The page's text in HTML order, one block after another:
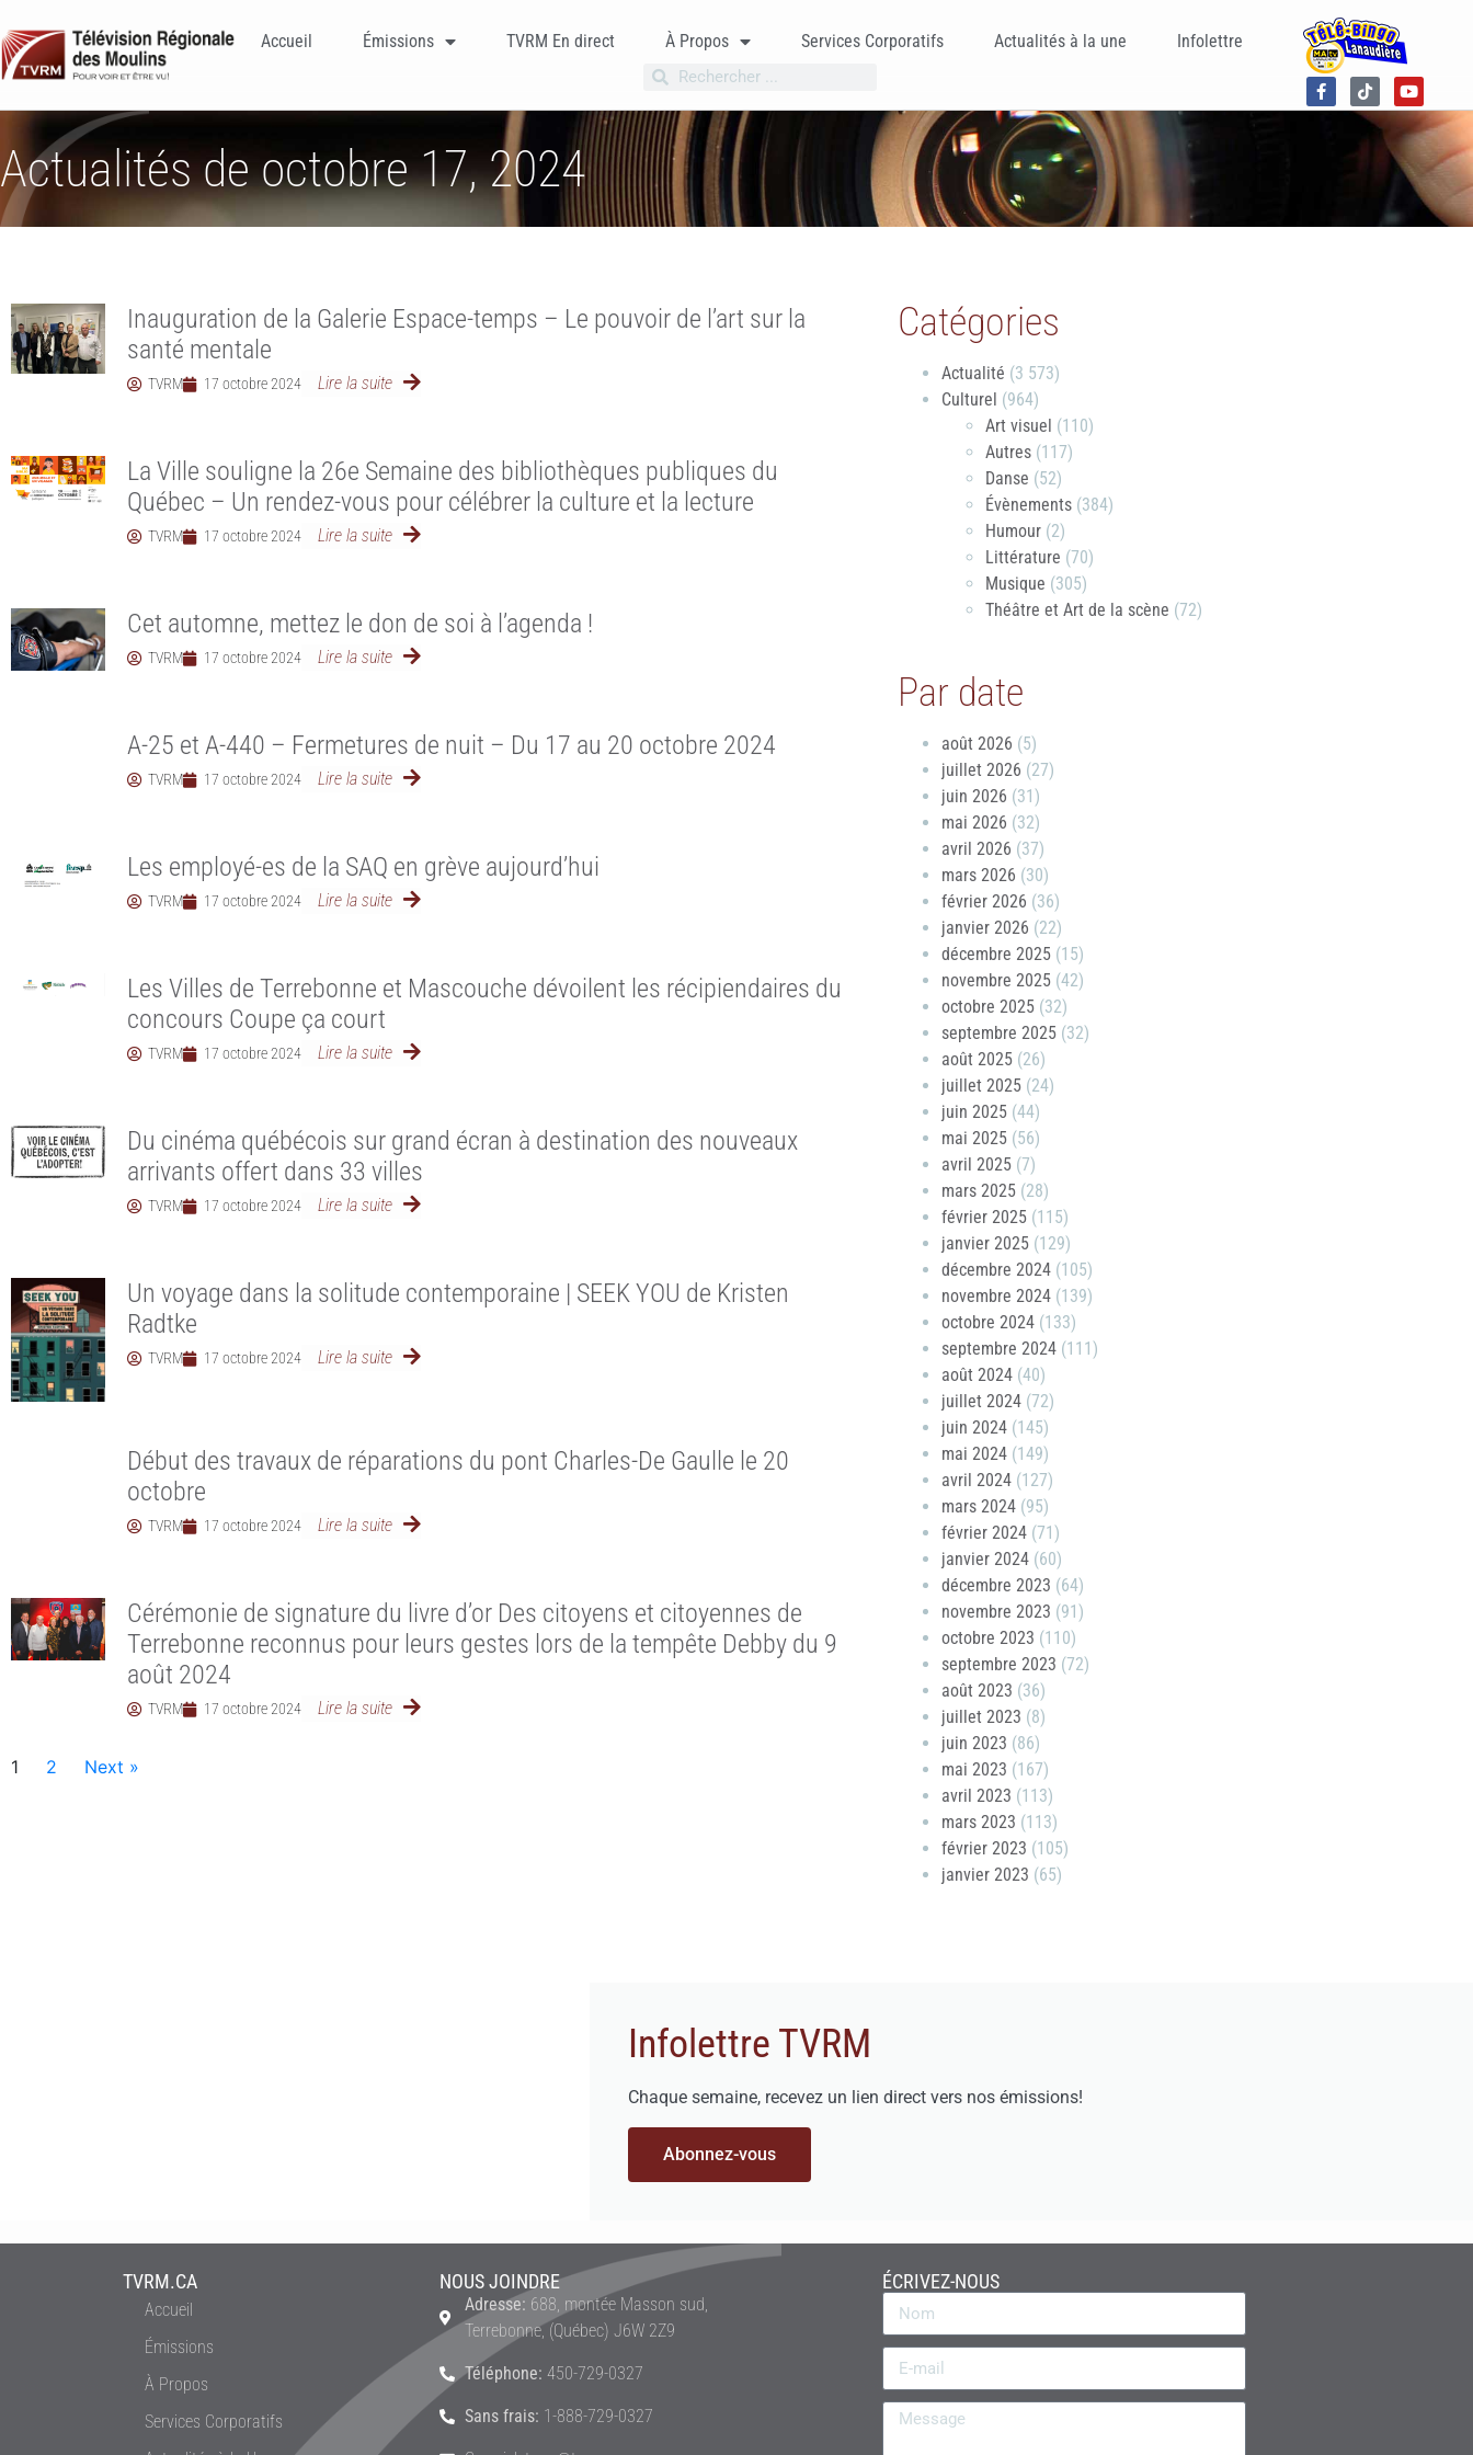
Accueil Émissions TVRM En direct À Propos Services Corporatifs Actualités à la une Infolettre
Actualités de octobre 17, 2024
Inauguration de la Galerie Espace-temps – Le pouvoir de l’art sur la
santé mentale
TVRM 17 octobre 2024 Lire la suite
La Ville souligne la 26e Semaine des bibliothèques publiques du
Québec – Un rendez-vous pour célébrer la culture et la lecture
TVRM 17 octobre 2024 Lire la suite
Cet automne, mettez le don de soi à l’agenda !
TVRM 17 octobre 2024 Lire la suite
A-25 et A-440 – Fermetures de nuit – Du 17 au 20 octobre 2024
TVRM 17 octobre 2024 Lire la suite
Les employé-es de la SAQ en grève aujourd’hui
TVRM 17 octobre 2024 Lire la suite
Les Villes de Terrebonne et Mascouche dévoilent les récipiendaires du
concours Coupe ça court
TVRM 17 octobre 2024 Lire la suite
Du cinéma québécois sur grand écran à destination des nouveaux
arrivants offert dans 33 villes
TVRM 17 octobre 2024 Lire la suite
Un voyage dans la solitude contemporaine | SEEK YOU de Kristen
Radtke
TVRM 17 octobre 2024 Lire la suite
Début des travaux de réparations du pont Charles-De Gaulle le 20
octobre
TVRM 17 octobre 2024 Lire la suite
Cérémonie de signature du livre d’or Des citoyens et citoyennes de
Terrebonne reconnus pour leurs gestes lors de la tempête Debby du 9
août 2024
TVRM 17 octobre 2024 Lire la suite
1 2 Next »
Catégories
Actualité (3 573)
Culturel (964)
Art visuel (110)
Autres(117)
Danse (52)
Évènements(384)
Humour(2)
Littérature (70)
Musique (305)
Théâtre et Art de la scène (72)
Par date
août 2026 (5)
juillet 2026 (27)
juin 2026 (31)
mai 2026 (32)
avril 2026 (37)
mars 2026 (30)
février 2026 (36)
janvier 2026 (22)
décembre 2025(15)
novembre 2025(42)
octobre 2025(32)
septembre 2025(32)
août 2025(26)
juillet 2025(24)
juin 2025(44)
mai 2025(56)
avril 2025(7)
mars 2025(28)
février 2025(115)
janvier 2025(129)
décembre 2024(105)
novembre 2024(139)
octobre 2024(133)
septembre 2024(111)
août 2024(40)
juillet 2024(72)
juin 2024(145)
mai 2024(149)
avril 2024(127)
mars 2024(95)
février 2024(71)
janvier 2024(60)
décembre 2023 (64)
novembre 2023 (91)
octobre 2023 (110)
septembre 2023 (72)
août 2023 (36)
juillet 2023 (8)
juin 2023 (86)
mai 2023 (167)
avril 2023 (113)
mars 2023 (113)
février 2023 (105)
janvier 2023 (65)
Infolettre TVRM
Chaque semaine, recevez un lien direct vers nos émissions!
Abonnez-vous
TVRM.CA
Accueil
Émissions
À Propos
Services Corporatifs
NOUS JOINDRE
Adresse: 688, montée Masson sud,
Terrebonne, (Québec) J6W 2Z9
Téléphone: 450-729-0327
Sans frais: 1-888-729-0327
ÉCRIVEZ-NOUS